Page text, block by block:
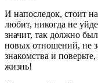
И напоследок, стоит
любит, никогда не
значит, так должно
новых отношений, не
знакомства и
жизнь!